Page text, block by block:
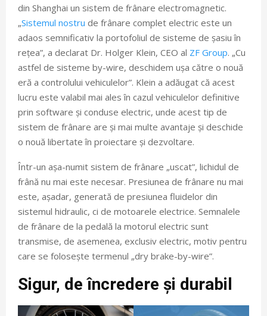
din Shanghai un sistem de frânare electromagnetic.
„Sistemul nostru de frânare complet electric este un
adaos semnificativ la portofoliul de sisteme de șasiu în
rețea”, a declarat Dr. Holger Klein, CEO al ZF Group. „Cu
astfel de sisteme by-wire, deschidem ușa către o nouă
eră a controlului vehiculelor”. Klein a adăugat că acest
lucru este valabil mai ales în cazul vehiculelor definitive
prin software și conduse electric, unde acest tip de
sistem de frânare are și mai multe avantaje și deschide
o nouă libertate în proiectare și dezvoltare.
Într-un așa-numit sistem de frânare „uscat”, lichidul de
frână nu mai este necesar. Presiunea de frânare nu mai
este, așadar, generată de presiunea fluidelor din
sistemul hidraulic, ci de motoarele electrice. Semnalele
de frânare de la pedală la motorul electric sunt
transmise, de asemenea, exclusiv electric, motiv pentru
care se folosește termenul „dry brake-by-wire”.
Sigur, de încredere și durabil